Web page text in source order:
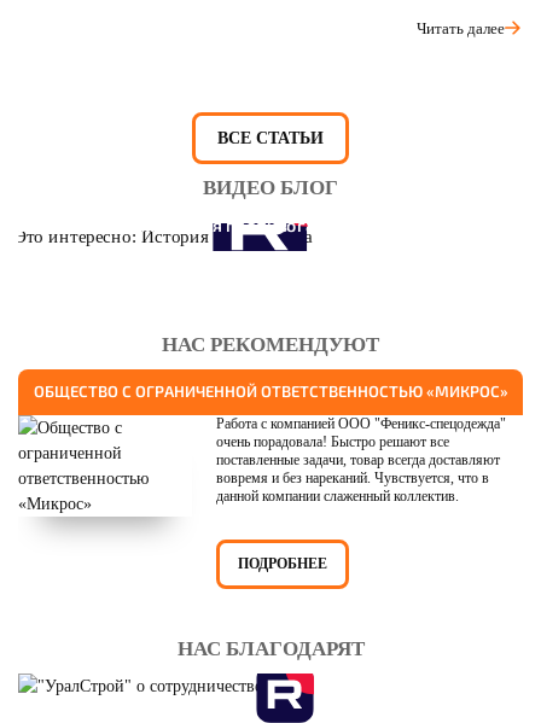
Читать далее
ВСЕ СТАТЬИ
ВИДЕО БЛОГ
Это интересно: История противогаза
НАС РЕКОМЕНДУЮТ
ОБЩЕСТВО С ОГРАНИЧЕННОЙ ОТВЕТСТВЕННОСТЬЮ «МИКРОС»
Работа с компанией ООО "Феникс-спецодежда"
очень порадовала! Быстро решают все
поставленные задачи, товар всегда доставляют
вовремя и без нареканий. Чувствуется, что в
данной компании слаженный коллектив.
ПОДРОБНЕЕ
НАС БЛАГОДАРЯТ